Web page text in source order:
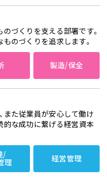
づくりを支える部署です。
のづくりを追求します。
製造/保全
また従業員が安心して働け
的な成功に繋げる経営資本
/
理 経営管理